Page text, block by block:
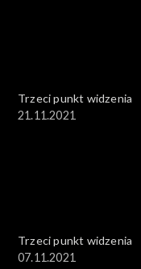
Trzeci punkt widzenia
21.11.2021
Trzeci punkt widzenia
07.11.2021